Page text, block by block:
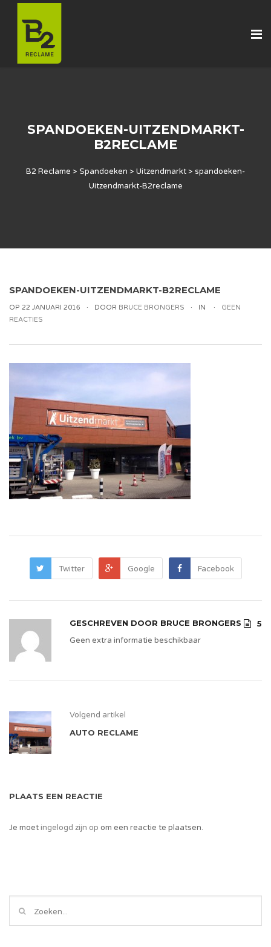
SPANDOEKEN-UITZENDMARKT-
B2RECLAME
B2 Reclame > Spandoeken > Uitzendmarkt> spandoeken-
Uitzendmarkt-B2reclame
SPANDOEKEN-UITZENDMARKT-B2RECLAME
OP 22 JANUARI 2016 DOOR BRUCE BRONGERS IN
GEEN
REACTIES
Twitter Google Facebook
GESCHREVEN DOOR BRUCE BRONGERS
5
Geen extra informatie beschikbaar
Volgend artikel
AUTO RECLAME
PLAATS EEN REACTIE
Je moetingelogd zijn op om een reactie te plaatsen.